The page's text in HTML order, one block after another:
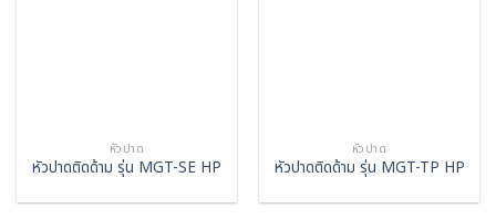
หัวปาด
หัวปาดติดด้าม รุ่น MGT-SE HP
หัวปาด
หัวปาดติดด้าม รุ่น MGT-TP HP